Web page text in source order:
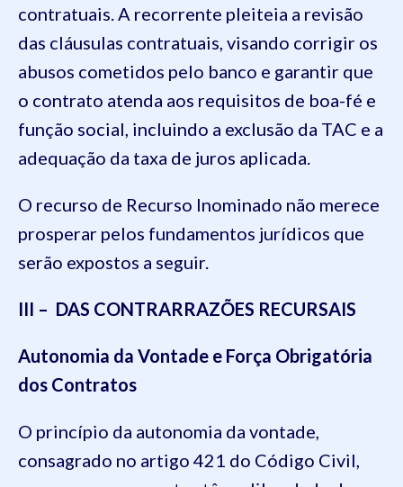
contratuais. A recorrente pleiteia a revisão
das cláusulas contratuais, visando corrigir os
abusos cometidos pelo banco e garantir que
o contrato atenda aos requisitos de boa-fé e
função social, incluindo a exclusão da TAC e a
adequação da taxa de juros aplicada.
O recurso de Recurso Inominado não merece
prosperar pelos fundamentos jurídicos que
serão expostos a seguir.
III – DAS CONTRARRAZÕES RECURSAIS
Autonomia da Vontade e Força Obrigatória
dos Contratos
O princípio da autonomia da vontade,
consagrado no artigo 421 do Código Civil,